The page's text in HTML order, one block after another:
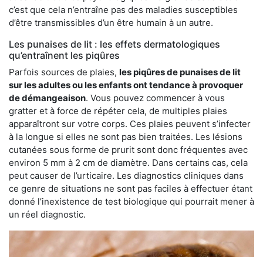
c’est que cela n’entraîne pas des maladies susceptibles
d’être transmissibles d’un être humain à un autre.
Les punaises de lit : les effets dermatologiques
qu’entraînent les piqûres
Parfois sources de plaies, les piqûres de punaises de lit
sur les adultes ou les enfants ont tendance à provoquer
de démangeaison. Vous pouvez commencer à vous
gratter et à force de répéter cela, de multiples plaies
apparaîtront sur votre corps. Ces plaies peuvent s’infecter
à la longue si elles ne sont pas bien traitées. Les lésions
cutanées sous forme de prurit sont donc fréquentes avec
environ 5 mm à 2 cm de diamètre. Dans certains cas, cela
peut causer de l’urticaire. Les diagnostics cliniques dans
ce genre de situations ne sont pas faciles à effectuer étant
donné l’inexistence de test biologique qui pourrait mener à
un réel diagnostic.